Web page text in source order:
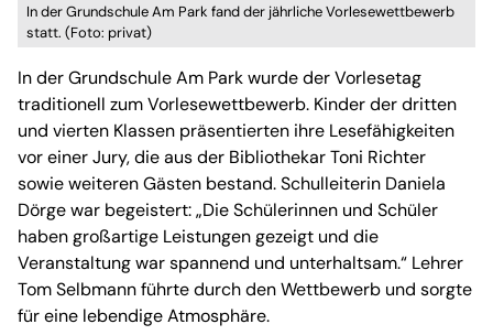
In der Grundschule Am Park fand der jährliche Vorlesewettbewerb
statt. (Foto: privat)
In der Grundschule Am Park wurde der Vorlesetag
traditionell zum Vorlesewettbewerb. Kinder der dritten
und vierten Klassen präsentierten ihre Lesefähigkeiten
vor einer Jury, die aus der Bibliothekar Toni Richter
sowie weiteren Gästen bestand. Schulleiterin Daniela
Dörge war begeistert: „Die Schülerinnen und Schüler
haben großartige Leistungen gezeigt und die
Veranstaltung war spannend und unterhaltsam.“ Lehrer
Tom Selbmann führte durch den Wettbewerb und sorgte
für eine lebendige Atmosphäre.